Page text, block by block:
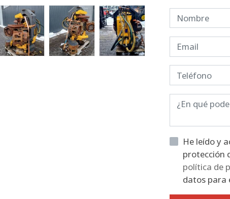
He leído y acepto la
política de
datos para